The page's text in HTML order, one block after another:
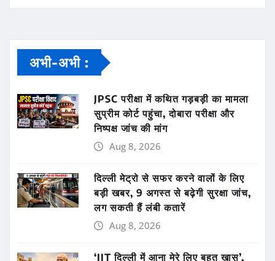
अभी-अभी :
JPSC परीक्षा में कथित गड़बड़ी का मामला
सुप्रीम कोर्ट पहुंचा, दोबारा परीक्षा और
निष्पक्ष जांच की मांग
Aug 8, 2026
दिल्ली मेट्रो से सफर करने वालों के लिए
बड़ी खबर, 9 अगस्त से बढ़ेगी सुरक्षा जांच,
लग सकती हैं लंबी कतारें
Aug 8, 2026
‘IIT दिल्ली में आना मेरे लिए बहुत खास’,